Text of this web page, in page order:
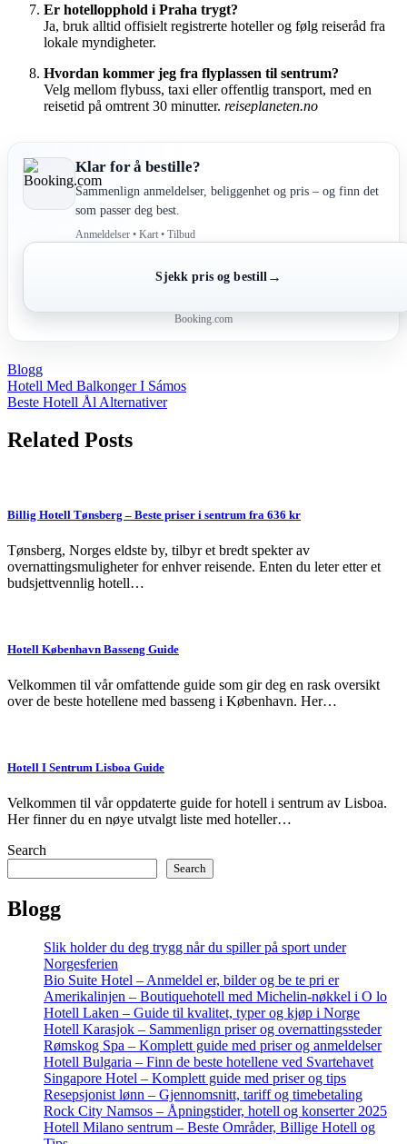
Er hotellopphold i Praha trygt?
Ja, bruk alltid offisielt registrerte hoteller og følg reiseråd fra
lokale myndigheter.
Hvordan kommer jeg fra flyplassen til sentrum?
Velg mellom flybuss, taxi eller offentlig transport, med en
reisetid på omtrent 30 minutter. reiseplaneten.no
Klar for å bestille?
Sammenlign anmeldelser, beliggenhet og pris – og finn det
som passer deg best.
Anmeldelser • Kart • Tilbud
Sjekk pris og bestill →
Booking.com
Blogg
Post
navigation
Hotell Med Balkonger I Sámos
Beste Hotell Ål Alternativer
Related Posts
Billig Hotell Tønsberg – Beste priser i sentrum fra 636 kr
Tønsberg, Norges eldste by, tilbyr et bredt spekter av
overnattingsmuligheter for enhver reisende. Enten du leter etter et
budsjettvennlig hotell…
Hotell København Basseng Guide
Velkommen til vår omfattende guide som gir deg en rask oversikt
over de beste hotellene med basseng i København. Her…
Hotell I Sentrum Lisboa Guide
Velkommen til vår oppdaterte guide for hotell i sentrum av Lisboa.
Her finner du en nøye utvalgt liste med hoteller…
Search
Search
Blogg
Slik holder du deg trygg når du spiller på sport under
Norgesferien
Bio Suite Hotel – Anmeldel er, bilder og be te pri er
Amerikalinjen – Boutiquehotell med Michelin-nøkkel i O lo
Hotell Laken – Guide til kvalitet, typer og kjøp i Norge
Hotell Karasjok – Sammenlign priser og overnattingssteder
Rømskog Spa – Komplett guide med priser og anmeldelser
Hotell Bulgaria – Finn de beste hotellene ved Svartehavet
Singapore Hotel – Komplett guide med priser og tips
Resepsjonist lønn – Gjennomsnitt, tariff og timebetaling
Rock City Namsos – Åpningstider, hotell og konserter 2025
Hotell Milano sentrum – Beste Områder, Billige Hotell og